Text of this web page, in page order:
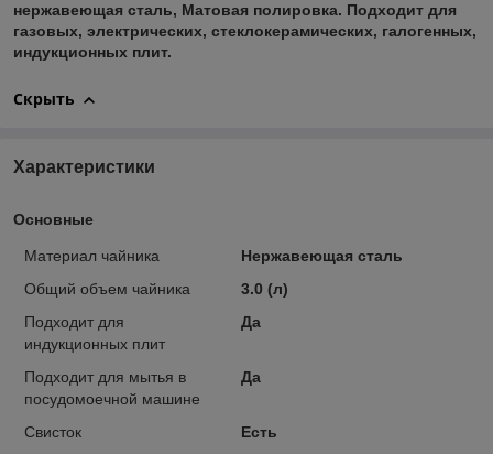
нержавеющая сталь, Матовая полировка. Подходит для
газовых, электрических, стеклокерамических, галогенных,
индукционных плит.
Скрыть
Характеристики
Основные
Материал чайника
Нержавеющая сталь
Общий объем чайника
3.0 (л)
Подходит для
индукционных плит
Да
Подходит для мытья в
посудомоечной машине
Да
Свисток
Есть